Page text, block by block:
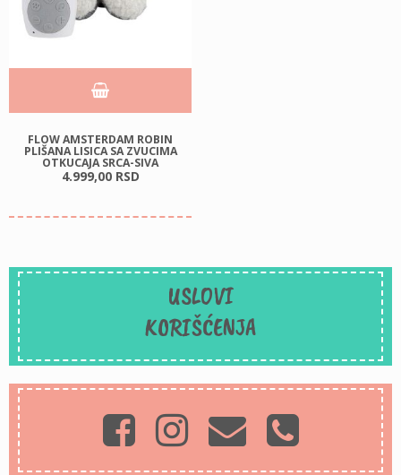
FLOW AMSTERDAM ROBIN
PLIŠANA LISICA SA ZVUCIMA
OTKUCAJA SRCA-SIVA
4.999,00 RSD
USLOVI
KORIŠĆENJA